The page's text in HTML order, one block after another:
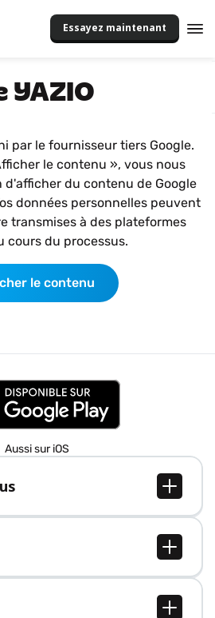
Essayez maintenant
YAZIO
par le fournisseur tiers Google.
le contenu », vous nous
du contenu de Google
données personnelles peuvent
transmises à des plateformes
cours du processus.
le contenu
Aussi sur iOS